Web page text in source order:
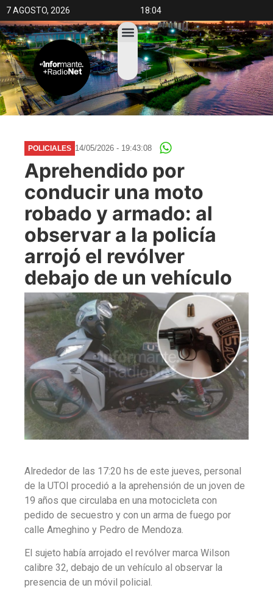
7 AGOSTO, 2026 18:04
POLICIALES 14/05/2026 - 19:43:08
Aprehendido por
conducir una moto
robado y armado: al
observar a la policía
arrojó el revólver
debajo de un vehículo
Alrededor de las 17:20 hs de este jueves, personal
de la UTOI procedió a la aprehensión de un joven de
19 años que circulaba en una motocicleta con
pedido de secuestro y con un arma de fuego por
calle Ameghino y Pedro de Mendoza.
El sujeto había arrojado el revólver marca Wilson
calibre 32, debajo de un vehículo al observar la
presencia de un móvil policial.